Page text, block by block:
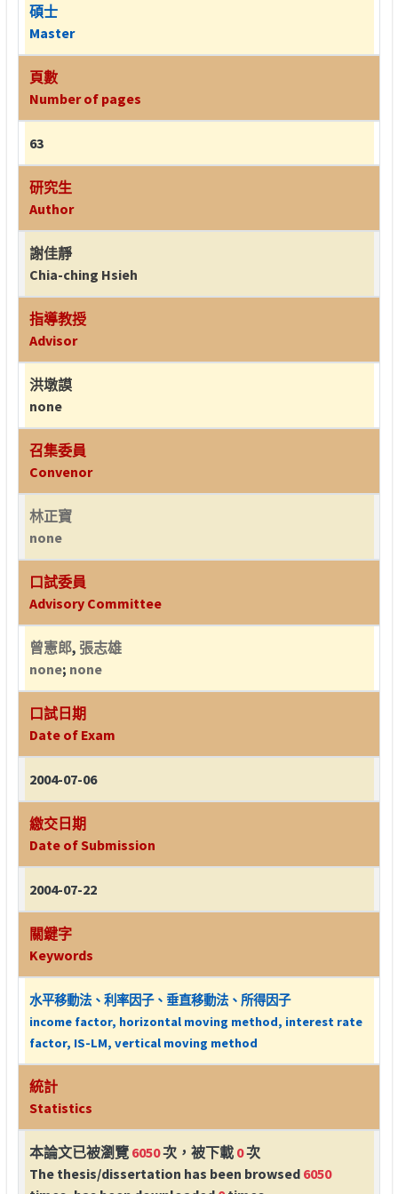
碩士
Master
頁數
Number of pages
63
研究生
Author
謝佳靜
Chia-ching Hsieh
指導教授
Advisor
洪墩謨
none
召集委員
Convenor
林正寶
none
口試委員
Advisory Committee
曾憲郎, 張志雄
none; none
口試日期
Date of Exam
2004-07-06
繳交日期
Date of Submission
2004-07-22
關鍵字
Keywords
水平移動法、利率因子、垂直移動法、所得因子
income factor, horizontal moving method, interest rate
factor, IS-LM, vertical moving method
統計
Statistics
本論文已被瀏覽 6050次，被下載 0次
The thesis/dissertation has been browsed 6050